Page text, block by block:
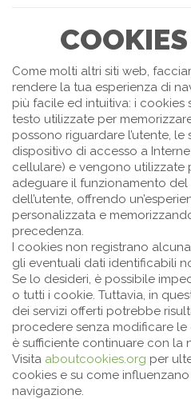
Come molti altri siti web,
rendere la tua esperienza di
più facile ed intuitiva: i
testo utilizzate per
possono riguardare l’utente,
dispositivo di accesso a
cellulare) e vengono utilizzate
adeguare il funzionamento
dell’utente, offrendo
personalizzata e
precedenza.
I cookies non registrano
gli eventuali dati identificabili
Se lo desideri, è possibile
o tutti i cookie. Tuttavia, in
dei servizi offerti potrebbe
procedere senza modificare
è sufficiente continuare con la
Visita aboutcookies.org per
cookies e su come
navigazione.